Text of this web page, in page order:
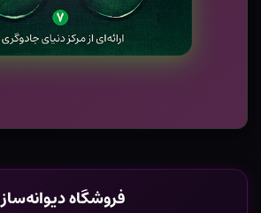
فروشگاه دیوانه‌ساز